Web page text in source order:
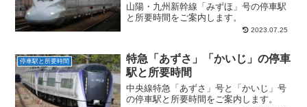
山陽・九州新幹線「みずほ」号の停車駅
と所要時間をご案内します。
2023.07.25
停車駅と所要時間
特急「あずさ」「かいじ」の停車
駅と所要時間
中央線特急「あずさ」号と「かいじ」号
の停車駅と所要時間をご案内します。